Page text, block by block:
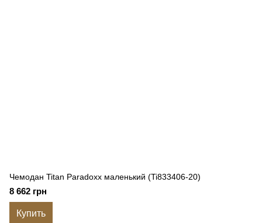
Чемодан Titan Paradoxx маленький (Ti833406-20)
8 662 грн
Купить